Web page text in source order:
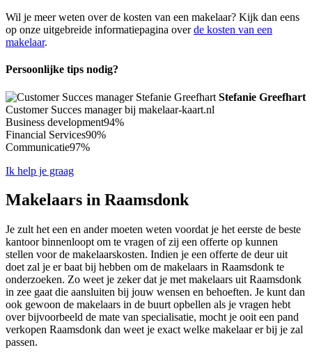
Wil je meer weten over de kosten van een makelaar? Kijk dan eens
op onze uitgebreide informatiepagina overde kosten van een
makelaar.
Persoonlijke tips nodig?
Stefanie Greefhart
Customer Succes manager bij makelaar-kaart.nl
Business development94%
Financial Services90%
Communicatie97%
Ik help je graag
Makelaars in Raamsdonk
Je zult het een en ander moeten weten voordat je het eerste de beste
kantoor binnenloopt om te vragen of zij een offerte op kunnen
stellen voor de makelaarskosten. Indien je een offerte de deur uit
doet zal je er baat bij hebben om de makelaars in Raamsdonk te
onderzoeken. Zo weet je zeker dat je met makelaars uit Raamsdonk
in zee gaat die aansluiten bij jouw wensen en behoeften. Je kunt dan
ook gewoon de makelaars in de buurt opbellen als je vragen hebt
over bijvoorbeeld de mate van specialisatie, mocht je ooit een pand
verkopen Raamsdonk dan weet je exact welke makelaar er bij je zal
passen.